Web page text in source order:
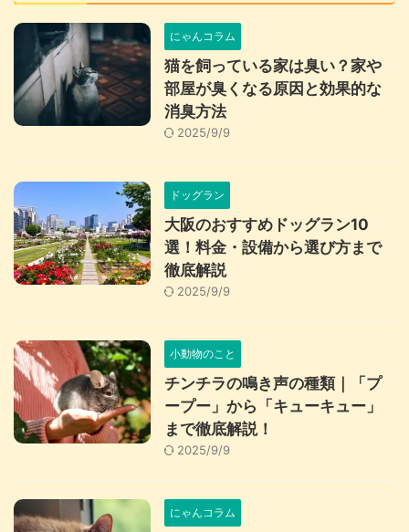
にゃんコラム
猫を飼っている家は臭い？家や
部屋が臭くなる原因と効果的な
消臭方法
2025/9/9
ドッグラン
大阪のおすすめドッグラン10
選！料金・設備から選び方まで
徹底解説
2025/9/9
小動物のこと
チンチラの鳴き声の種類｜「プ
ープー」から「キューキュー」
まで徹底解説！
2025/9/9
にゃんコラム